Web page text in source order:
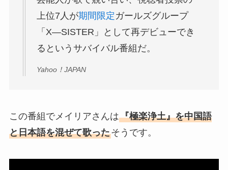
上位7人が期間限定 ガールズグループ
「X―SISTER」として再デビューでき
るというサバイバル番組だ。
Yahoo！JAPAN
この番組でメイリアさんは『極楽浄土』を中国語
と日本語を混ぜて歌ったそうです。